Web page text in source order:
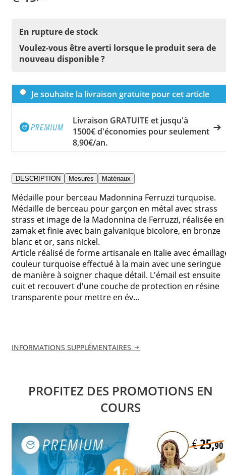
En rupture de stock
Voulez-vous être averti lorsque le produit sera de
nouveau disponible ?
Je souhaite la livraison gratuite pour cet article
Livraison GRATUITE et jusqu'à
1500€ d'économies pour seulement
8,90€/an.
DESCRIPTION Mesures Matériaux
Médaille pour berceau Madonnina Ferruzzi turquoise.
Médaille de berceau pour garçon en métal avec strass
strass et image de la Madonnina de Ferruzzi, réalisée en
zamak et finie avec bain galvanique bicolore, en bronze
blanc et or, sans nickel.
Article réalisé de forme artisanale en Italie avec
couleur turquoise effectué à la main avec une seringue
de manière à soigner chaque détail. L'émail est ensuite
cuit et recouvert d'une couche de protection en résine
transparente pour mettre en év...
INFORMATIONS SUPPLÉMENTAIRES
PROFITEZ DES PROMOTIONS EN
COURS